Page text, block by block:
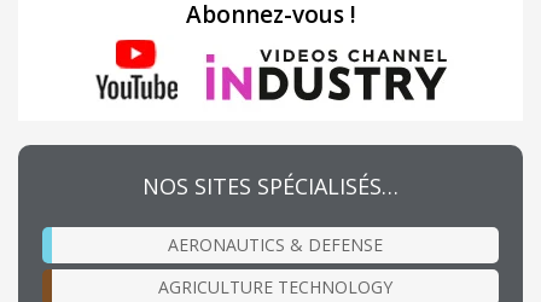
Abonnez-vous !
NOS SITES SPÉCIALISÉS…
AERONAUTICS & DEFENSE
AGRICULTURE TECHNOLOGY